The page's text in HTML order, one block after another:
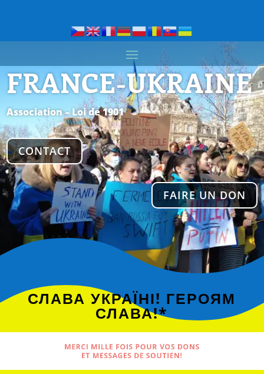
FRANCE-UKRAINE
Association – Loi de 1901
CONTACT
FAIRE UN DON
СЛАВА УКРАЇНІ! ГЕРОЯМ
СЛАВА!*
MERCI MILLE FOIS POUR VOS DONS
ET MESSAGES DE SOUTIEN!